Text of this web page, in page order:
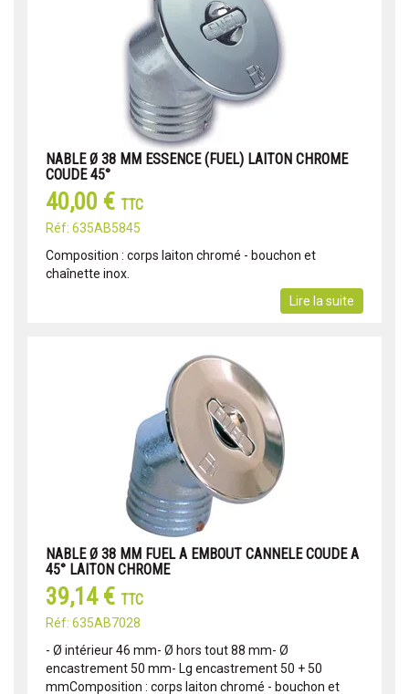
NABLE Ø 38 MM ESSENCE (FUEL) LAITON CHROME
COUDE 45°
40,00 € TTC
Réf: 635AB5845
Composition : corps laiton chromé - bouchon et
chaînette inox.
Lire la suite
NABLE Ø 38 MM FUEL A EMBOUT CANNELE COUDE A
45° LAITON CHROME
39,14 € TTC
Réf: 635AB7028
- Ø intérieur 46 mm- Ø hors tout 88 mm- Ø
encastrement 50 mm- Lg encastrement 50 + 50
mmComposition : corps laiton chromé - bouchon et